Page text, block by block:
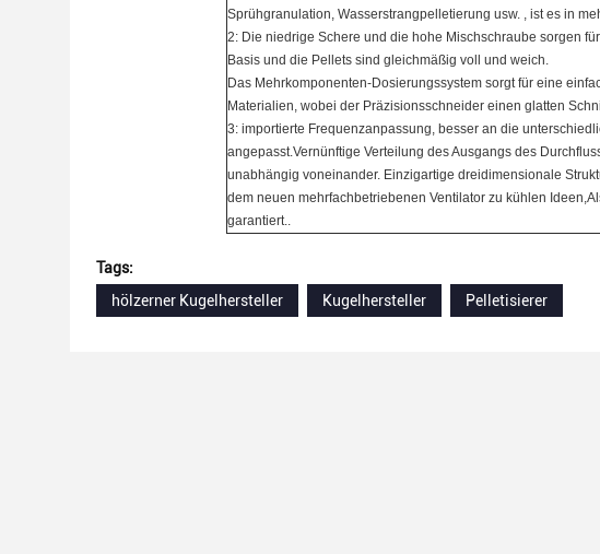
Sprühgranulation, Wasserstrangpelletierung usw. , ist es in
2: Die niedrige Schere und die hohe Mischschraube sorgen
Basis und die Pellets sind gleichmäßig voll und weich.
Das Mehrkomponenten-Dosierungssystem sorgt für eine
Materialien, wobei der Präzisionsschneider einen glatten
3: importierte Frequenzanpassung, besser an die
angepasst.Vernünftige Verteilung des Ausgangs des
unabhängig voneinander. Einzigartige dreidimensionale
dem neuen mehrfachbetriebenen Ventilator zu kühlen
garantiert..
Tags:
hölzerner Kugelhersteller
Kugelhersteller Pelletisierer